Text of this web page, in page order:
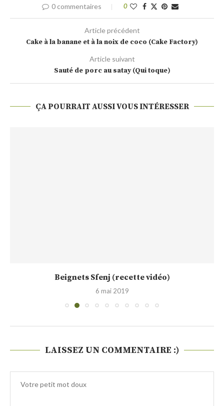
0 commentaires 0
Article précédent
Cake à la banane et à la noix de coco (Cake Factory)
Article suivant
Sauté de porc au satay (Qui toque)
ÇA POURRAIT AUSSI VOUS INTÉRESSER
Beignets Sfenj (recette vidéo)
6 mai 2019
LAISSEZ UN COMMENTAIRE :)